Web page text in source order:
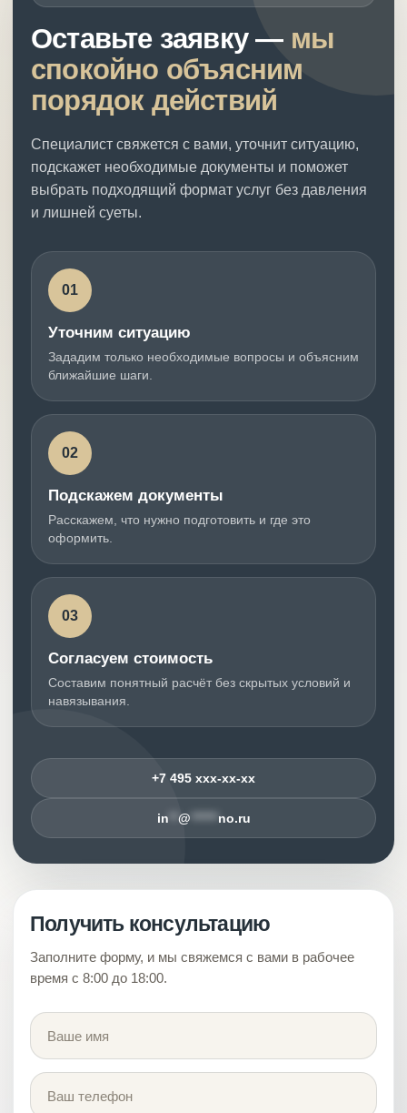
Оставьте заявку — мы
спокойно объясним
порядок действий
Специалист свяжется с вами, уточнит ситуацию,
подскажет необходимые документы и поможет
выбрать подходящий формат услуг без давления
и лишней суеты.
01
Уточним ситуацию
Зададим только необходимые вопросы и объясним
ближайшие шаги.
02
Подскажем документы
Расскажем, что нужно подготовить и где это
оформить.
03
Согласуем стоимость
Составим понятный расчёт без скрытых условий и
навязывания.
+7 495 xxx-xx-xx
in @ no.ru
Получить консультацию
Заполните форму, и мы свяжемся с вами в рабочее
время с 8:00 до 18:00.